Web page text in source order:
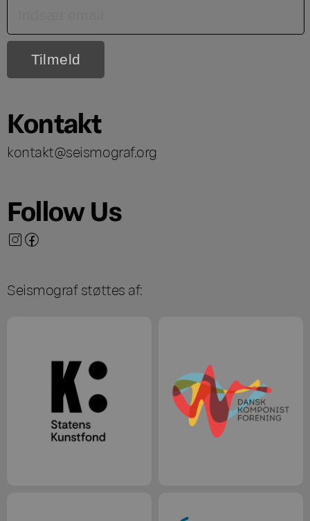
Kontakt
kontakt@seismograf.org
Follow Us
Seismograf støttes af: